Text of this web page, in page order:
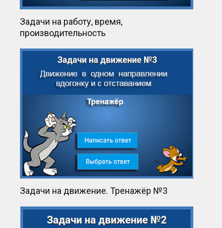
Задачи на работу, время,
производительность
Задачи на движение. Тренажёр №3